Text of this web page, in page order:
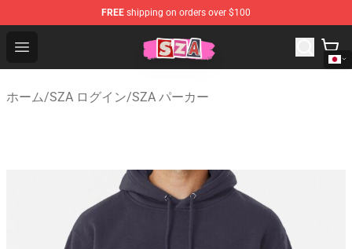
FREE shipping on orders over $100
Open menu
SZA Shop - Official SZA Merchandise Store
ホーム/SZA ログイン/SZA パーカー